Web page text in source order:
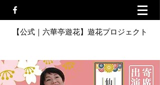
【公式｜六華亭遊花】遊花プロジェクト